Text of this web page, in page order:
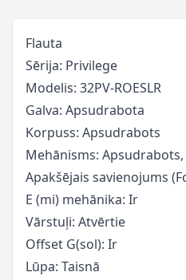
Flauta
Sērija: Privilege
Modelis: 32PV-ROESLR
Galva: Apsudrabota
Korpuss: Apsudrabots
Mehānisms: Apsudrabots,
Apakšējais savienojums
E (mi) mehānika: Ir
Vārstuļi: Atvērtie
Offset G(sol): Ir
Lūpa: Taisnā